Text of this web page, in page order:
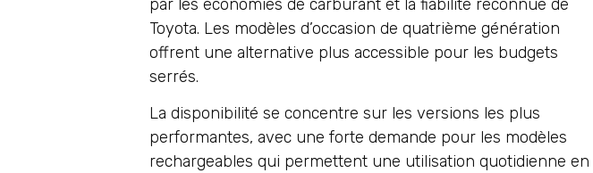
par les économies de carburant et la fiabilité reconnue de
Toyota. Les modèles d’occasion de quatrième génération
offrent une alternative plus accessible pour les budgets
serrés.
La disponibilité se concentre sur les versions les plus
performantes, avec une forte demande pour les modèles
rechargeables qui permettent une utilisation quotidienne en